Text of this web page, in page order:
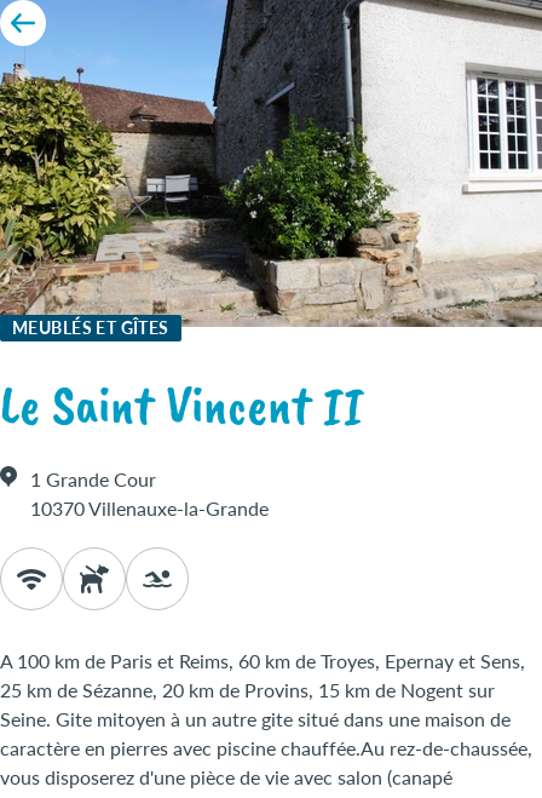
MEUBLÉS ET GÎTES
Le Saint Vincent II
1 Grande Cour
10370 Villenauxe-la-Grande
A 100 km de Paris et Reims, 60 km de Troyes, Epernay et Sens,
25 km de Sézanne, 20 km de Provins, 15 km de Nogent sur
Seine. Gite mitoyen à un autre gite situé dans une maison de
caractère en pierres avec piscine chauffée.Au rez-de-chaussée,
vous disposerez d'une pièce de vie avec salon (canapé